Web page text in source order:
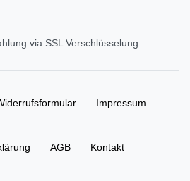
via SSL Verschlüsselung
Impressum
AGB Kontakt